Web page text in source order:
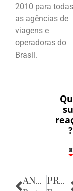
2010 para todas
as agências de
viagens e
operadoras do
Brasil.
?
3
1
1
2
ANTERIOR PRÓXIMA